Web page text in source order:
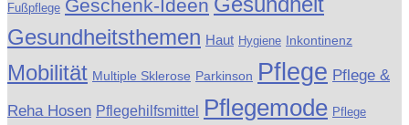
Fußpflege Geschenk-Ideen
Gesundheitsthemen Haut Hygiene Inkontinenz
Mobilität Multiple Sklerose Parkinson Pflege Pflege &
Reha Hosen Pflegehilfsmittel Pflegemode Pflege